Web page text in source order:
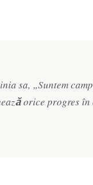
sa, „Suntem
orice progres